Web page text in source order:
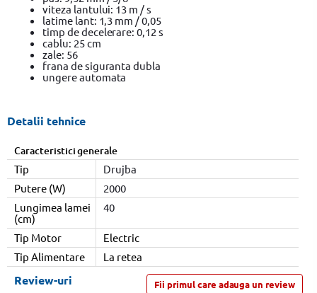
viteza lantului: 13 m / s
latime lant: 1,3 mm / 0,05
timp de decelerare: 0,12 s
cablu: 25 cm
zale: 56
frana de siguranta dubla
ungere automata
Detalii tehnice
Caracteristici generale
Tip
Drujba
Putere (W)
2000
Lungimea lamei
(cm)
40
Tip Motor
Electric
Tip Alimentare
La retea
Fii primul care adauga un review
Review-uri